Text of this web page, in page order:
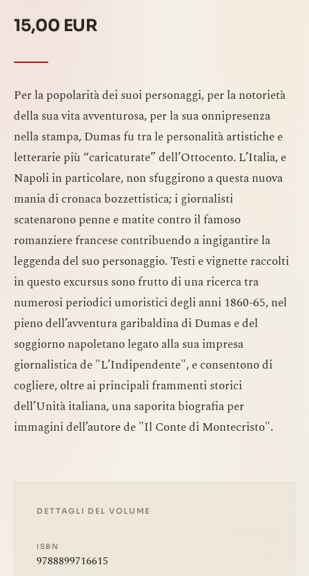
15,00 EUR
Per la popolarità dei suoi personaggi, per la notorietà
della sua vita avventurosa, per la sua onnipresenza
nella stampa, Dumas fu tra le personalità artistiche e
letterarie più “caricaturate” dell’Ottocento. L’Italia, e
Napoli in particolare, non sfuggirono a questa nuova
mania di cronaca bozzettistica; i giornalisti
scatenarono penne e matite contro il famoso
romanziere francese contribuendo a ingigantire la
leggenda del suo personaggio. Testi e vignette raccolti
in questo excursus sono frutto di una ricerca tra
numerosi periodici umoristici degli anni 1860-65, nel
pieno dell’avventura garibaldina di Dumas e del
soggiorno napoletano legato alla sua impresa
giornalistica de "L’Indipendente", e consentono di
cogliere, oltre ai principali frammenti storici
dell’Unità italiana, una saporita biografia per
immagini dell’autore de "Il Conte di Montecristo".
DETTAGLI DEL VOLUME
ISBN
9788899716615